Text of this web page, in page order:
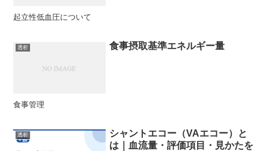
起立性低血圧について
透析 食事摂取基準エネルギー量
食事管理
透析
シャントエコー（VAエコー）と
は｜血流量・評価項目・見かたを